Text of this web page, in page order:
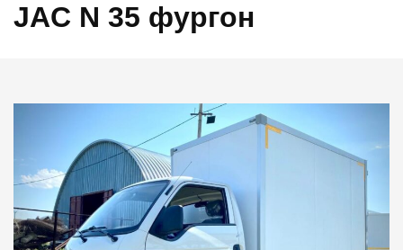
JAC N 35 фургон